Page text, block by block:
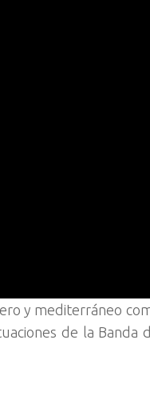
y mediterráneo
de la Banda